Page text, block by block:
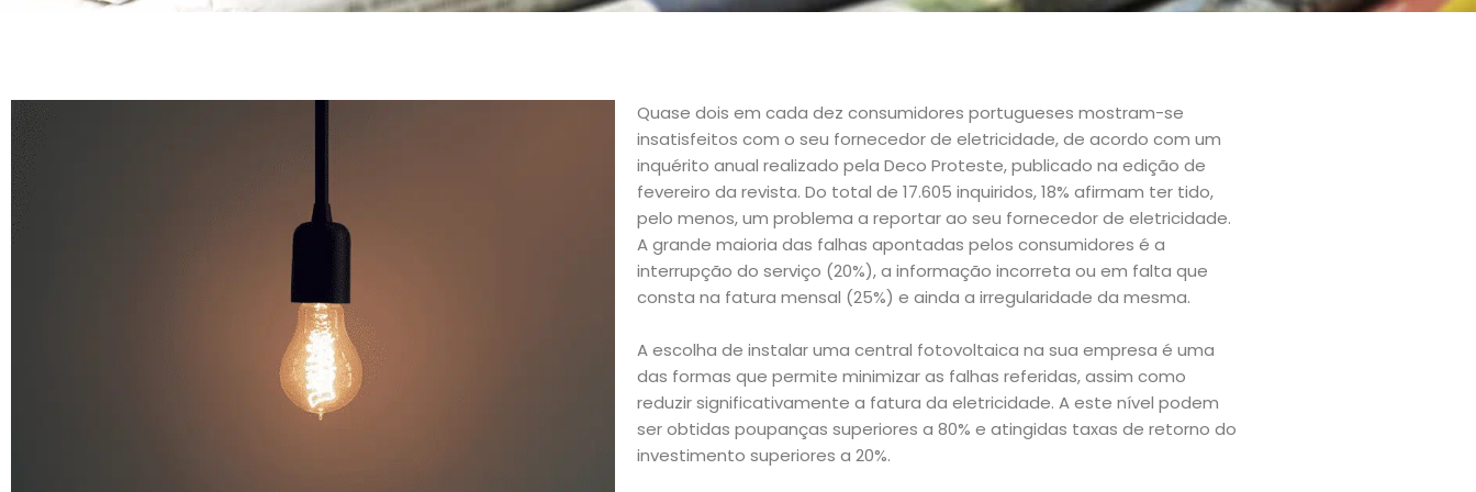
Quase dois em cada dez consumidores portugueses mostram-se
insatisfeitos com o seu fornecedor de eletricidade, de acordo com um
inquérito anual realizado pela Deco Proteste, publicado na edição de
fevereiro da revista. Do total de 17.605 inquiridos, 18% afirmam ter tido,
pelo menos, um problema a reportar ao seu fornecedor de eletricidade.
A grande maioria das falhas apontadas pelos consumidores é a
interrupção do serviço (20%), a informação incorreta ou em falta que
consta na fatura mensal (25%) e ainda a irregularidade da mesma.
A escolha de instalar uma central fotovoltaica na sua empresa é uma
das formas que permite minimizar as falhas referidas, assim como
reduzir significativamente a fatura da eletricidade. A este nível podem
ser obtidas poupanças superiores a 80% e atingidas taxas de retorno do
investimento superiores a 20%.